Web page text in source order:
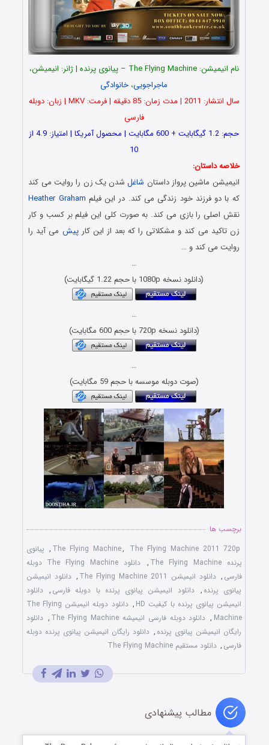
نام انیمیشن: The Flying Machine – پیانوی پرنده | ژانر: انیمیشن،
ماجراجویی، خانوادگی
سال انتشار: 2011 | مدت زمان: 85 دقیقه | فرمت: MKV | زبان: دوبله
فارسی
حجم: 1.2 گیگابایت + 600 مگابایت | محصول آمریکا | امتیاز: 4.9 از
10
خلاصه داستان:
انیمیشن ماشین پرواز داستان شاغلشدن یک زن را روایت می کند
که با دو فرزند خود زندگی می کند. در این فیلم Heather Graham
نقش اصلی را بازی می کند. به صورت کلی این فیلم بر کسب و کار
زن تاکید می کند و مشکلاتی را که بعد از این کارپیش می آید را
روایت می کند و …
…
(دانلود نسخه 1080p با حجم 1.22 گیگابایت)
…
(دانلود نسخه 720p با حجم 600 مگابایت)
…
(صوت دوبله موسسه با حجم 59 مگابایت)
برچسب ها
The Flying Machine, The Flying Machine 2011 720p
, پیانوی
پرنده The Flying Machine
,
دانلود The Flying Machine دوبله
فارسی , دانلود انیمیشن The Flying Machine 2011 , دانلود انیمیشن
پیانوی پرنده , دانلود انیمیشن پیانوی پرنده با دوبله فارسی , دانلود
انیمیشن پیانوی پرنده با کیفیت HD
,
دانلود دوبله انیمیشن The Flying
Machine
, دانلود دوبله فارسی انیمیشه The Flying Machine , دانلود
رایگان انیمیشن پیانوی پرنده , دانلود رایگان انیمیشن پیانوی پرنده دوبله
فارسی , دانلود مستقیم The Flying Machine
مطالب پیشنهادی